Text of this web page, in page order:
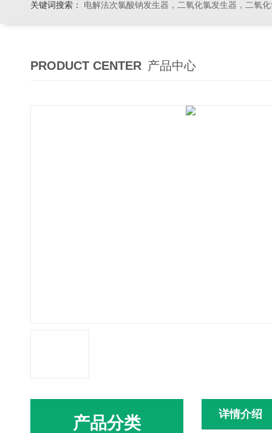
关键词搜索： 电解法次氯酸钠发生器，二氧化氯发生器，二氧化氯投加器，缓释消毒器
PRODUCT CENTER 产品中心
详情介绍
产品分类